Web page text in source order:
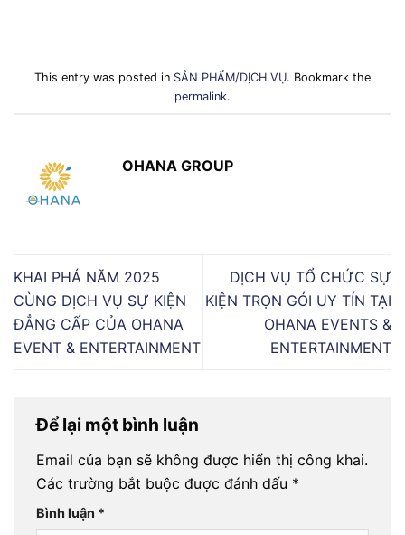
This entry was posted in SẢN PHẨM/DỊCH VỤ. Bookmark the
permalink.
OHANA GROUP
KHAI PHÁ NĂM 2025
CÙNG DỊCH VỤ SỰ KIỆN
ĐẲNG CẤP CỦA OHANA
EVENT & ENTERTAINMENT
DỊCH VỤ TỔ CHỨC SỰ
KIỆN TRỌN GÓI UY TÍN TẠI
OHANA EVENTS &
ENTERTAINMENT
Để lại một bình luận
Email của bạn sẽ không được hiển thị công khai.
Các trường bắt buộc được đánh dấu *
Bình luận *